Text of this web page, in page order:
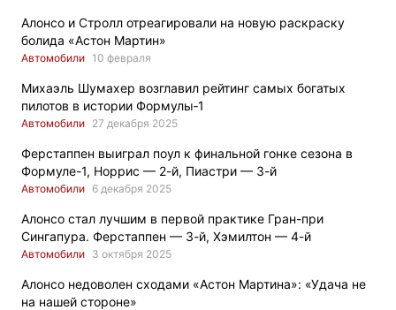
Алонсо и Стролл отреагировали на новую раскраску
болида «Астон Мартин»
Автомобили 10 февраля
Михаэль Шумахер возглавил рейтинг самых богатых
пилотов в истории Формулы‑1
Автомобили 27 декабря 2025
Ферстаппен выиграл поул к финальной гонке сезона в
Формуле-1, Норрис — 2-й, Пиастри — 3-й
Автомобили 6 декабря 2025
Алонсо стал лучшим в первой практике Гран-при
Сингапура. Ферстаппен — 3-й, Хэмилтон — 4-й
Автомобили 3 октября 2025
Алонсо недоволен сходами «Астон Мартина»: «Удача не
на нашей стороне»